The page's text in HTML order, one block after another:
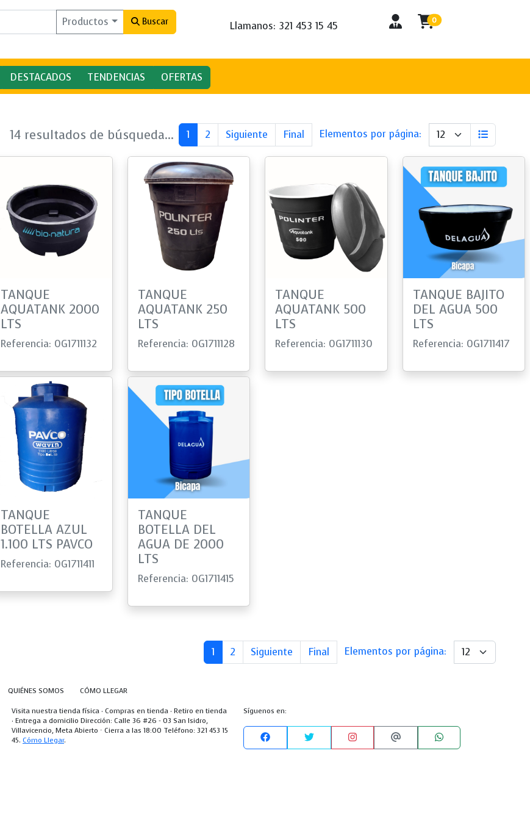
Productos Buscar Llamanos: 321 453 15 45 0
DESTACADOS TENDENCIAS OFERTAS
14 resultados de búsqueda... 1 2 Siguiente NextFinal LastElementos por página:
TANQUE
AQUATANK 2000
LTS
Referencia: 0G1711132
TANQUE
AQUATANK 250
LTS
Referencia: 0G1711128
TANQUE
AQUATANK 500
LTS
Referencia: 0G1711130
TANQUE BAJITO
DEL AGUA 500
LTS
Referencia: 0G1711417
TANQUE
BOTELLA AZUL
1.100 LTS PAVCO
Referencia: 0G1711411
TANQUE
BOTELLA DEL
AGUA DE 2000
LTS
Referencia: 0G1711415
1 2 Siguiente NextFinal LastElementos por página:
QUIÉNES SOMOS CÓMO LLEGAR
Visita nuestra tienda física · Compras en tienda · Retiro en tienda
· Entrega a domicilio Dirección: Calle 36 #26 - 03 San Isidro,
Villavicencio, Meta Abierto ⋅ Cierra a las 18:00 Teléfono: 321 453 15
45. Cómo Llegar.
Síguenos en: